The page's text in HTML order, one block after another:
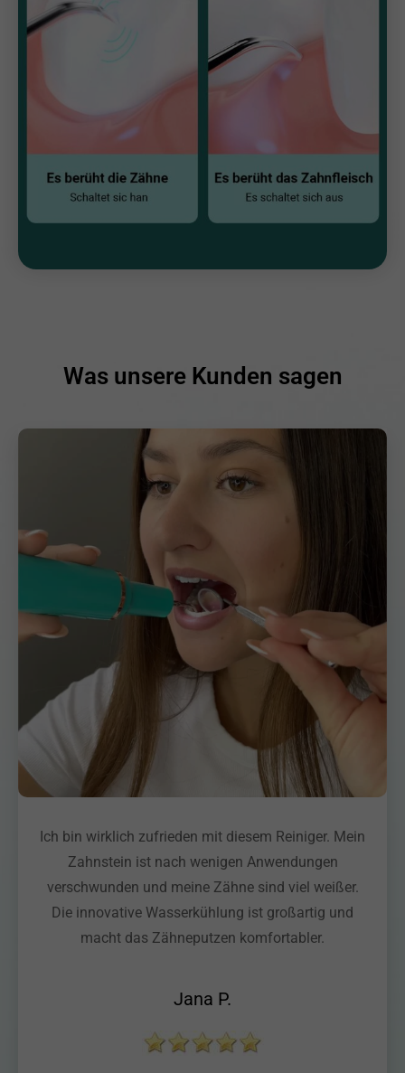
Was unsere Kunden sagen
Ich bin wirklich zufrieden mit diesem Reiniger. Mein
Zahnstein ist nach wenigen Anwendungen
verschwunden und meine Zähne sind viel weißer.
Die innovative Wasserkühlung ist großartig und
macht das Zähneputzen komfortabler.
Jana P.